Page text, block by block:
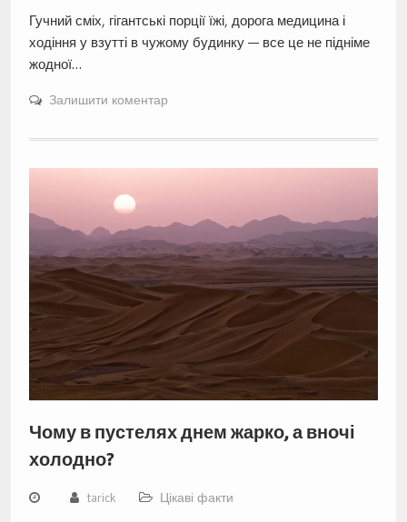
Гучний сміх, гігантські порції їжі, дорога медицина і
ходіння у взутті в чужому будинку — все це не підніме
жодної…
Залишити коментар
Чому в пустелях днем жарко, а вночі
холодно?
tarick Цікаві факти